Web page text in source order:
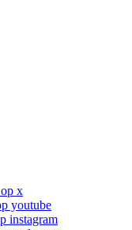
x
youtube
instagram